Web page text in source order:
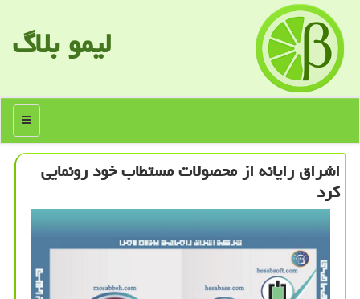
لیمو بلاگ
منو
اشراق رایانه از محصولات مستطاب خود رونمایی
كرد